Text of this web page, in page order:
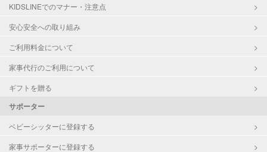
KIDSLINEでのマナー・注意点
安心安全への取り組み
ご利用料金について
家事代行のご利用について
ギフトを贈る
サポーター
ベビーシッターに登録する
家事サポーターに登録する